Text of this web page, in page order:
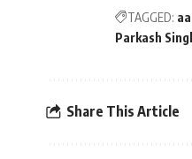
TAGGED:
Parkash
Share This Article